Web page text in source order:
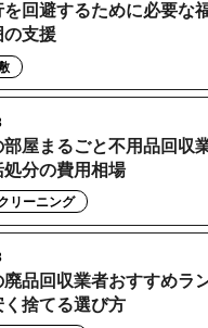
回避するために必要な
の支援
屋まるごと不用品回収
分の費用相場
リーニング
品回収業者おすすめラ
く捨てる選び方